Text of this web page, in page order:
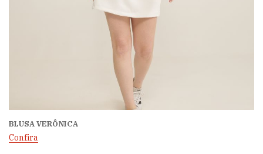
BLUSA VERÔNICA
Confira